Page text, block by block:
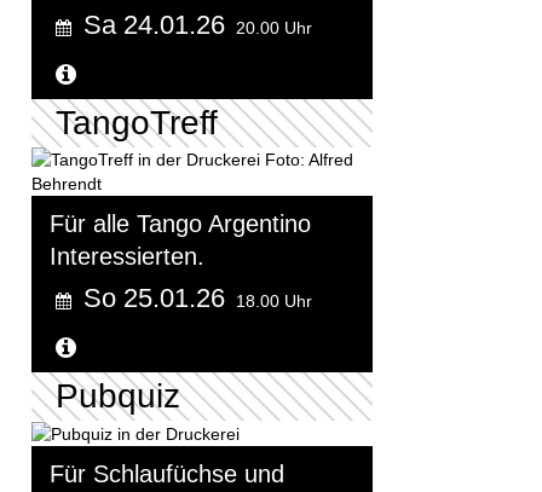
Sa 24.01.26 20.00 Uhr
TangoTreff
Für alle Tango Argentino
Interessierten.
So 25.01.26 18.00 Uhr
Pubquiz
Für Schlaufüchse und